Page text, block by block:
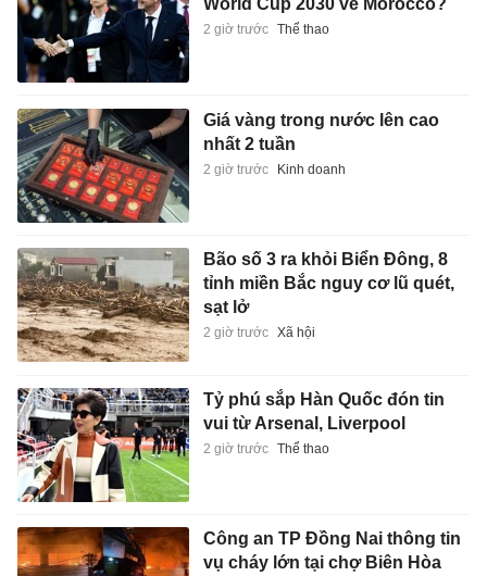
World Cup 2030 về Morocco?
2 giờ trước Thể thao
Giá vàng trong nước lên cao
nhất 2 tuần
2 giờ trước Kinh doanh
Bão số 3 ra khỏi Biển Đông, 8
tỉnh miền Bắc nguy cơ lũ quét,
sạt lở
2 giờ trước Xã hội
Tỷ phú sắp Hàn Quốc đón tin
vui từ Arsenal, Liverpool
2 giờ trước Thể thao
Công an TP Đồng Nai thông tin
vụ cháy lớn tại chợ Biên Hòa